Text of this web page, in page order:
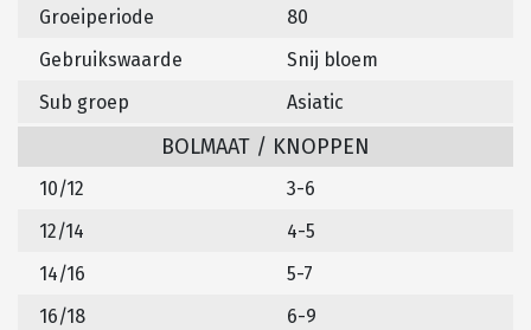
Groeiperiode
80
Gebruikswaarde
Snij bloem
Sub groep
Asiatic
BOLMAAT / KNOPPEN
10/12
3-6
12/14
4-5
14/16
5-7
16/18
6-9